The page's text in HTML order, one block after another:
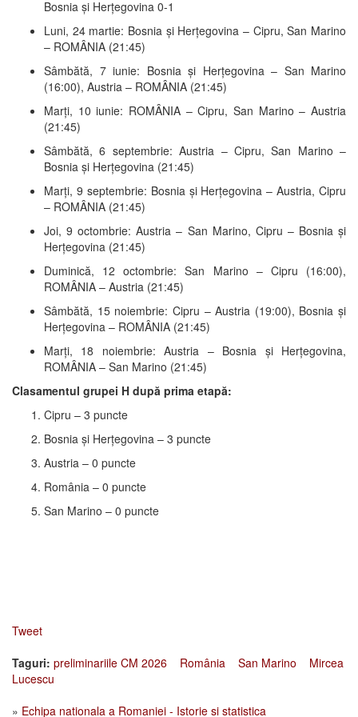
Bosnia și Herțegovina 0-1
Luni, 24 martie: Bosnia și Herțegovina – Cipru, San Marino
– ROMÂNIA (21:45)
Sâmbătă, 7 iunie: Bosnia și Herțegovina – San Marino
(16:00), Austria – ROMÂNIA (21:45)
Marți, 10 iunie: ROMÂNIA – Cipru, San Marino – Austria
(21:45)
Sâmbătă, 6 septembrie: Austria – Cipru, San Marino –
Bosnia și Herțegovina (21:45)
Marți, 9 septembrie: Bosnia și Herțegovina – Austria, Cipru
– ROMÂNIA (21:45)
Joi, 9 octombrie: Austria – San Marino, Cipru – Bosnia și
Herțegovina (21:45)
Duminică, 12 octombrie: San Marino – Cipru (16:00),
ROMÂNIA – Austria (21:45)
Sâmbătă, 15 noiembrie: Cipru – Austria (19:00), Bosnia și
Herțegovina – ROMÂNIA (21:45)
Marți, 18 noiembrie: Austria – Bosnia și Herțegovina,
ROMÂNIA – San Marino (21:45)
Clasamentul grupei H după prima etapă:
Cipru – 3 puncte
Bosnia și Herțegovina – 3 puncte
Austria – 0 puncte
România – 0 puncte
San Marino – 0 puncte
Tweet
Taguri: preliminariile CM 2026 România San Marino
Mircea
Lucescu
» Echipa nationala a Romaniei - Istorie si statistica